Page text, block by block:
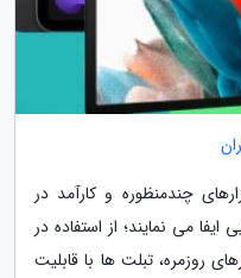
چندمنظوره و کارآمد در
می نمایند؛ از استفاده در
روزمره، تبلت ها با قابلیت